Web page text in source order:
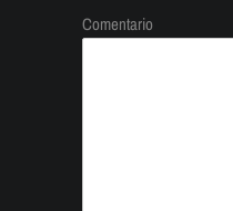
Comentario